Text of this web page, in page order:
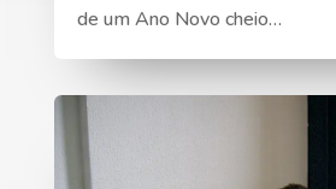
de um Ano Novo cheio…